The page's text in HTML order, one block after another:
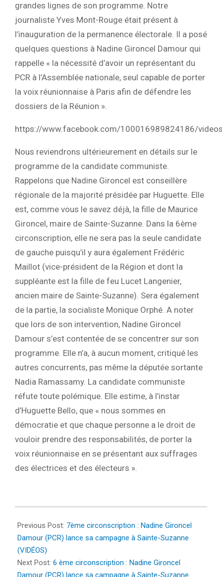
grandes lignes de son programme. Notre
journaliste Yves Mont-Rouge était présent à
l’inauguration de la permanence électorale. Il a posé
quelques questions à Nadine Gironcel Damour qui
rappelle « la nécessité d’avoir un représentant du
PCR à l’Assemblée nationale, seul capable de porter
la voix réunionnaise à Paris afin de défendre les
dossiers de la Réunion ».
https://www.facebook.com/100016989824186/
Nous reviendrons ultérieurement en détails sur le
programme de la candidate communiste.
Rappelons que Nadine Gironcel est conseillère
régionale de la majorité présidée par Huguette. Elle
est, comme vous le savez déjà, la fille de Maurice
Gironcel, maire de Sainte-Suzanne. Dans la 6ème
circonscription, elle ne sera pas la seule candidate
de gauche puisqu’il y aura également Frédéric
Maillot (vice-président de la Région et dont la
suppléante est la fille de feu Lucet Langenier,
ancien maire de Sainte-Suzanne). Sera également
de la partie, la socialiste Monique Orphé. A noter
que lors de son intervention, Nadine Gironcel
Damour s’est contentée de se concentrer sur son
programme. Elle n’a, à aucun moment, critiqué les
autres concurrents, pas même la députée sortante
Nadia Ramassamy. La candidate communiste
réfute toute polémique. Elle estime, à l’instar
d’Huguette Bello, que « nous sommes en
démocratie et que chaque personne a le droit de
vouloir prendre des responsabilités, de porter la
voix réunionnaise en se présentant aux suffrages
des électrices et des électeurs ».
05-
28
Previous Post: 7ème circonscription : Nadine Gironcel
Damour (PCR) lance sa campagne à Sainte-Suzanne
(VIDÉOS)
Next Post: 6 ème circonscription : Nadine Gironcel
Damour (PCR) lance sa campagne à Sainte-Suzanne